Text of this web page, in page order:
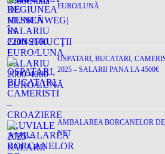
EURO/LUNĂ
OSPATARI, BUCATARI,
2025 – SALARII PANA LA 4500€
AMBALAREA BORCANELOR
NET